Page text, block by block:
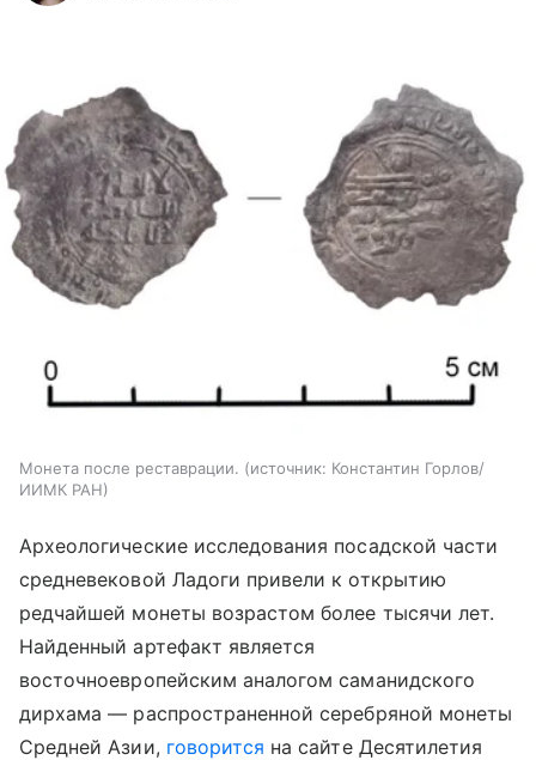
Монета после реставрации. источник: Константин Горлов/
ИИМК РАН
Археологические исследования посадской части
средневековой Ладоги привели к открытию
редчайшей монеты возрастом более тысячи лет.
Найденный артефакт является
восточноевропейским аналогом саманидского
дирхама — распространенной серебряной монеты
Средней Азии, говорится на сайте Десятилетия